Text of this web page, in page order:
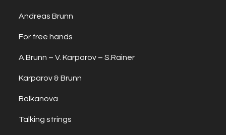
Andreas Brunn
For free hands
A.Brunn – V. Karparov – S.Rainer
Karparov & Brunn
Balkanova
Talking strings